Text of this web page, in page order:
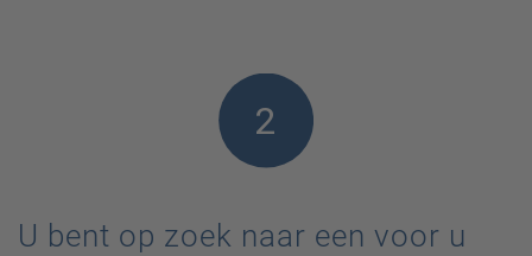
U bent op zoek naar een voor u